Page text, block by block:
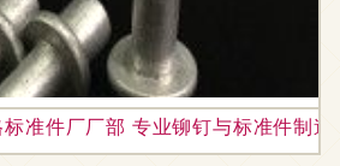
准件厂厂部 专业铆钉与标准件制